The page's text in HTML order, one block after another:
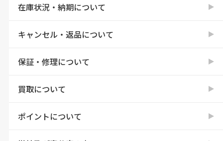
在庫状況・納期について
キャンセル・返品について
保証・修理について
買取について
ポイントについて